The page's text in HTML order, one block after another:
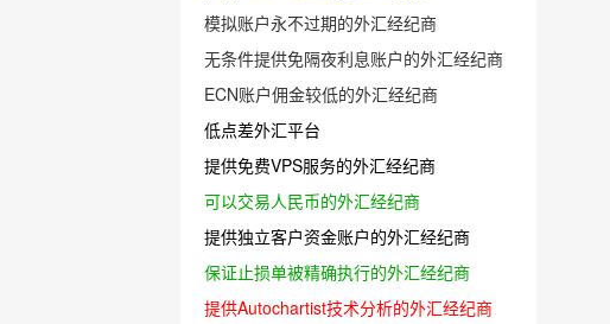
模拟账户永不过期的外汇经纪商
无条件提供免隔夜利息账户的外汇经纪商
ECN账户佣金较低的外汇经纪商
低点差外汇平台
提供免费VPS服务的外汇经纪商
可以交易人民币的外汇经纪商
提供独立客户资金账户的外汇经纪商
保证止损单被精确执行的外汇经纪商
提供Autochartist技术分析的外汇经纪商